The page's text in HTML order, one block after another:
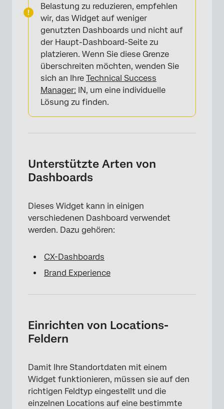
Belastung zu reduzieren, empfehlen
wir, das Widget auf weniger
genutzten Dashboards und nicht auf
der Haupt-Dashboard-Seite zu
platzieren. Wenn Sie diese Grenze
überschreiten möchten, wenden Sie
sich an Ihre Technical Success
Manager: IN, um eine individuelle
Lösung zu finden.
Unterstützte Arten von
Dashboards
Dieses Widget kann in einigen
verschiedenen Dashboard verwendet
werden. Dazu gehören:
CX-Dashboards
Brand Experience
Einrichten von Locations-
Feldern
Damit Ihre Standortdaten mit einem
Widget funktionieren, müssen sie auf den
richtigen Feldtyp eingestellt und die
einzelnen Locations auf eine bestimmte